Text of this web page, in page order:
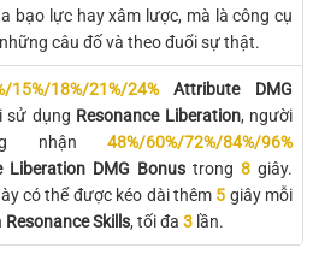
bạo lực hay xâm lược, mà là công cụ
câu đố và theo đuổi sự thật.
15%/18%/21%/24%
Attribute DMG
sử dụng Resonance Liberation, người
nhận 48%/60%/72%/84%/96%
Liberation DMG Bonus trong 8 giây.
có thể được kéo dài thêm 5 giây mỗi
Resonance Skills, tối đa 3 lần.